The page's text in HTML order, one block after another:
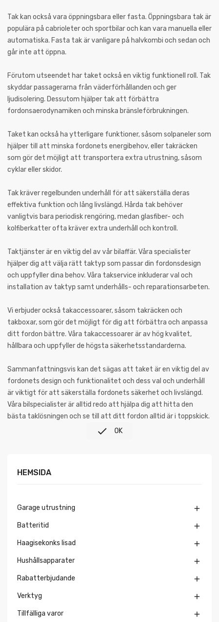
Tak kan också vara öppningsbara eller fasta. Öppningsbara tak är
populära på cabrioleter och sportbilar och kan vara manuella eller
automatiska. Fasta tak är vanligare på halvkombi och sedan och
går inte att öppna.
Förutom utseendet har taket också en viktig funktionell roll. Tak
skyddar passagerarna från väderförhållanden och ger
ljudisolering. Dessutom hjälper tak att förbättra
fordonsaerodynamiken och minska bränsleförbrukningen.
Taket kan också ha ytterligare funktioner, såsom solpaneler som
hjälper till att minska fordonets energibehov, eller takräcken
som gör det möjligt att transportera extra utrustning, såsom
cyklar eller skidor.
Tak kräver regelbunden underhåll för att säkerställa deras
effektiva funktion och lång livslängd. Hårda tak behöver
vanligtvis bara periodisk rengöring, medan glasfiber- och
kolfiberkatter ofta kräver extra underhåll och kontroll.
Taktjänster är en viktig del av vår bilaffär. Våra specialister
hjälper dig att välja rätt taktyp som passar din fordonsdesign
och uppfyller dina behov. Våra takservice inkluderar val och
installation av taktyp samt underhålls- och reparationsarbeten.
Vi erbjuder också takaccessoarer, såsom takräcken och
takboxar, som gör det möjligt för dig att förbättra och anpassa
ditt fordon bättre. Våra takaccessoarer är av hög kvalitet,
hållbara och uppfyller de högsta säkerhetsstandarderna.
Sammanfattningsvis kan det sägas att taket är en viktig del av
fordonets design och funktionalitet och dess val och underhåll
är viktigt för att säkerställa fordonets säkerhet och livslängd.
Våra bilspecialister är alltid redo att hjälpa dig att hitta den
bästa taklösningen och se till att ditt fordon alltid är i toppskick.
 OK
HEMSIDA
Garage utrustning 
Batteritid 
Haagisekonks lisad 
Hushållsapparater 
Rabatterbjudande 
Verktyg 
Tillfälliga varor 